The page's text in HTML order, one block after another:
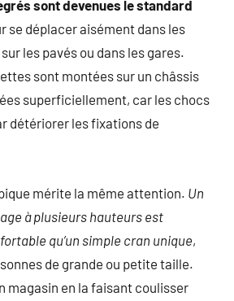
sont devenues le standard
se déplacer aisément dans les
les pavés ou dans les gares.
sont montées sur un châssis
superficiellement, car les chocs
détériorer les fixations de
mérite la même attention. Un
à plusieurs hauteurs est
qu’un simple cran unique,
de grande ou petite taille.
magasin en la faisant coulisser